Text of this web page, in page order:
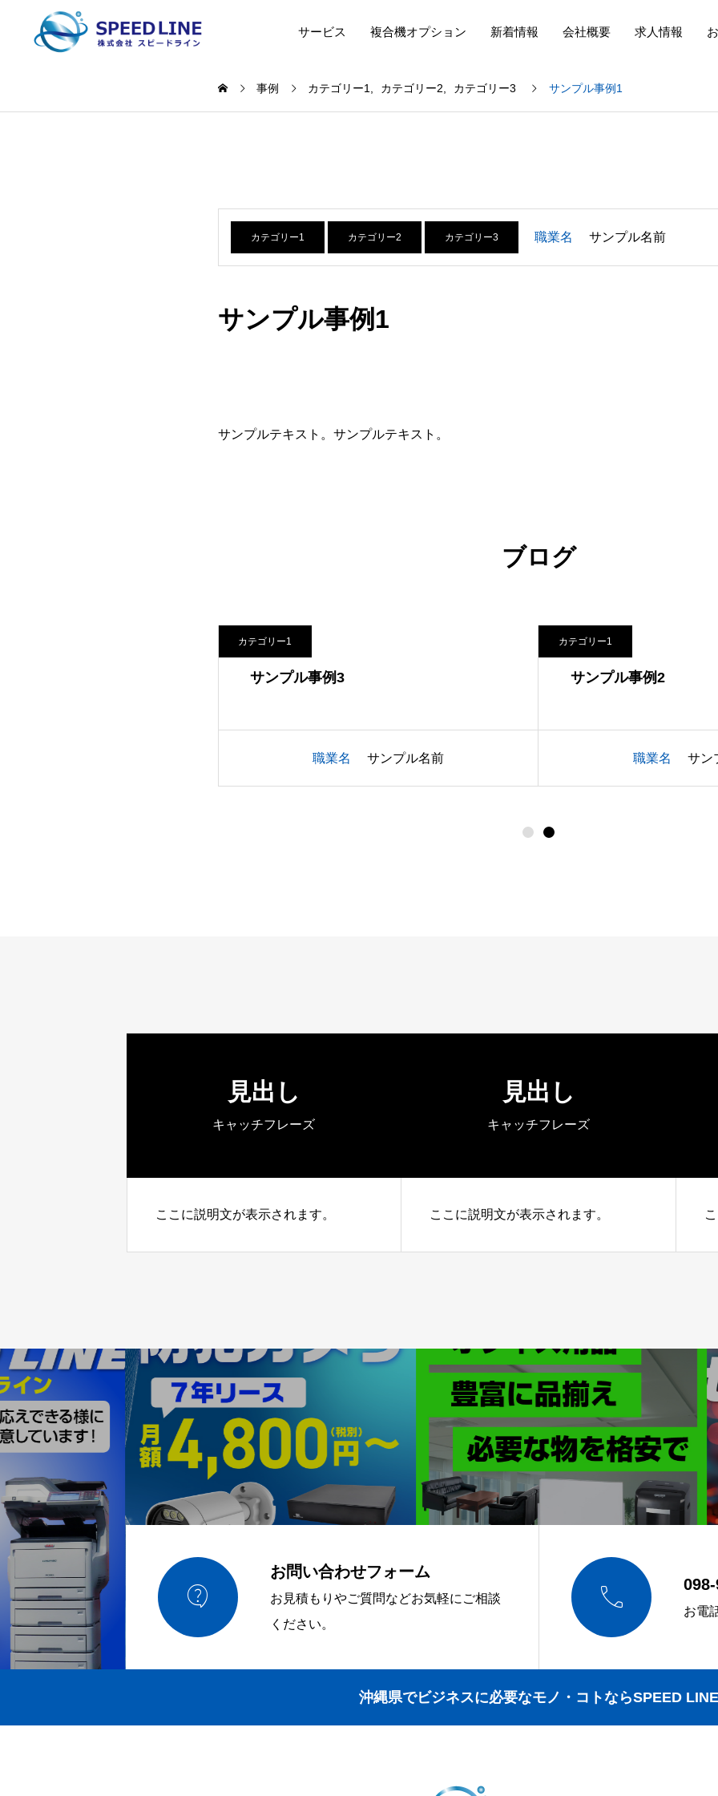
サービス 複合機オプション 新着情報 会社概要 求人情報
事例 カテゴリー1 カテゴリー2 カテゴリー3 サンプル事例1
カテゴリー1 カテゴリー2 カテゴリー3 職業名 サンプル名前
サンプル事例1
サンプルテキスト。サンプルテキスト。
ブログ
カテゴリー1
サンプル事例3
職業名 サンプル名前
カテゴリー1
サンプル事例2
職業名 サン
見出し
キャッチフレーズ
ここに説明文が表示されます。
見出し
キャッチフレーズ
ここに説明文が表示されます。

お問い合わせフォーム
お見積もりやご質問などお気軽にご相談
ください。
 お電
沖縄県でビジネスに必要なモノ・コトならSPEED LINE